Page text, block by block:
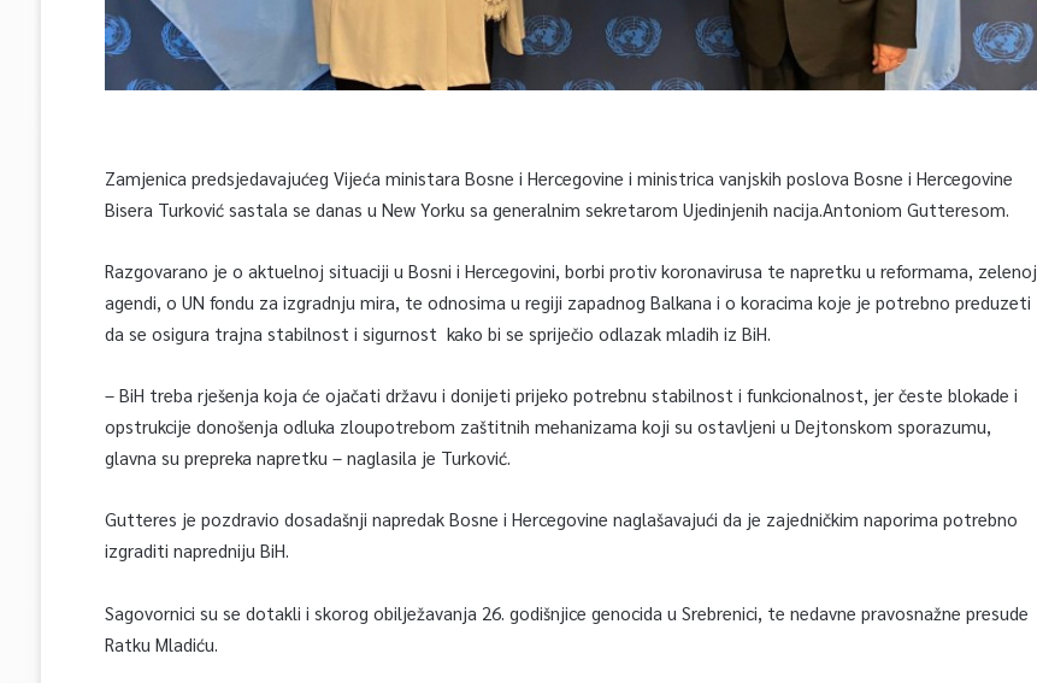
Zamjenica predsjedavajućeg Vijeća ministara Bosne i Hercegovine i ministrica vanjskih poslova Bosne i Hercegovine
Bisera Turković sastala se danas u New Yorku sa generalnim sekretarom Ujedinjenih nacija.Antoniom Gutteresom.
Razgovarano je o aktuelnoj situaciji u Bosni i Hercegovini, borbi protiv koronavirusa te napretku u reformama, zelenoj
agendi, o UN fondu za izgradnju mira, te odnosima u regiji zapadnog Balkana i o koracima koje je potrebno preduzeti
da se osigura trajna stabilnost i sigurnost kako bi se spriječio odlazak mladih iz BiH.
– BiH treba rješenja koja će ojačati državu i donijeti prijeko potrebnu stabilnost i funkcionalnost, jer česte blokade i
opstrukcije donošenja odluka zloupotrebom zaštitnih mehanizama koji su ostavljeni u Dejtonskom sporazumu,
glavna su prepreka napretku – naglasila je Turković.
Gutteres je pozdravio dosadašnji napredak Bosne i Hercegovine naglašavajući da je zajedničkim naporima potrebno
izgraditi napredniju BiH.
Sagovornici su se dotakli i skorog obilježavanja 26. godišnjice genocida u Srebrenici, te nedavne pravosnažne presude
Ratku Mladiću.